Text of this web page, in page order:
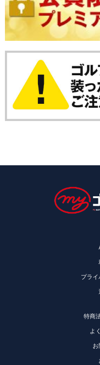
プラ
特商
よ